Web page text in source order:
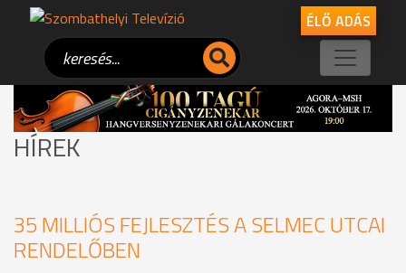
ÉLŐ ADÁS
HÍREK
35 MILLIÓS FEJLESZTÉS A SELMEC UTCAI
RENDELŐBEN